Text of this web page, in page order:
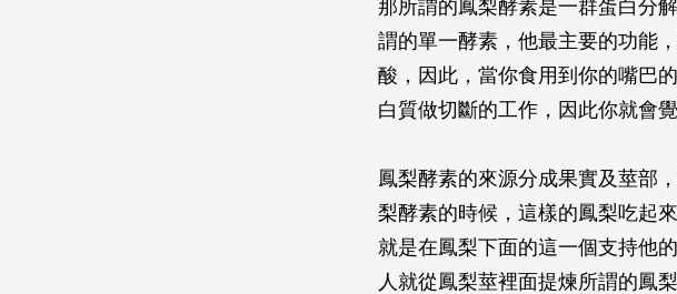
那所謂的鳳梨酵素是一群蛋白分
謂的單一酵素，他最主要的功能
酸，因此，當你食用到你的嘴巴
白質做切斷的工作，因此你就會
鳳梨酵素的來源分成果實及莖部
梨酵素的時候，這樣的鳳梨吃起
就是在鳳梨下面的這一個支持他
人就從鳳梨莖裡面提煉所謂的鳳